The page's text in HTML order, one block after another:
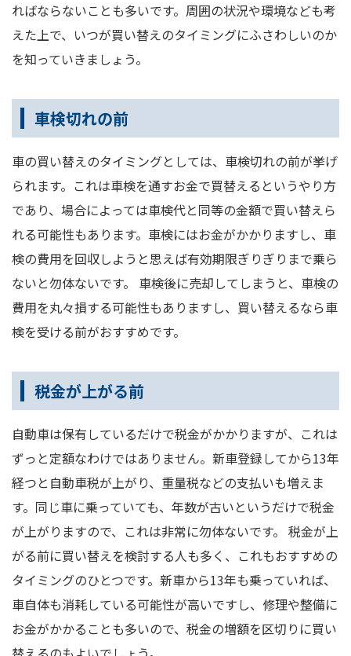
ればならないことも多いです。周囲の状況や環境なども考
えた上で、いつが買い替えのタイミングにふさわしいのか
を知っていきましょう。
車検切れの前
車の買い替えのタイミングとしては、車検切れの前が挙げ
られます。これは車検を通すお金で買替えるというやり方
であり、場合によっては車検代と同等の金額で買い替えら
れる可能性もあります。車検にはお金がかかりますし、車
検の費用を回収しようと思えば有効期限ぎりぎりまで乗ら
ないと勿体ないです。 車検後に売却してしまうと、車検の
費用を丸々損する可能性もありますし、買い替えるなら車
検を受ける前がおすすめです。
税金が上がる前
自動車は保有しているだけで税金がかかりますが、これは
ずっと定額なわけではありません。新車登録してから13年
経つと自動車税が上がり、重量税などの支払いも増えま
す。同じ車に乗っていても、年数が古いというだけで税金
が上がりますので、これは非常に勿体ないです。 税金が上
がる前に買い替えを検討する人も多く、これもおすすめの
タイミングのひとつです。新車から13年も乗っていれば、
車自体も消耗している可能性が高いですし、修理や整備に
お金がかかることも多いので、税金の増額を区切りに買い